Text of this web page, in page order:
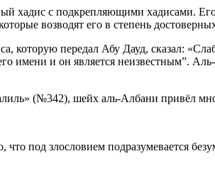
хадис с подкрепляющими хадисами.
возводят его в степень
которую передал Абу Дауд, сказал:
имени и он является неизвестным”.
(№342), шейх аль-Албани привёл
что под злословием подразумевается